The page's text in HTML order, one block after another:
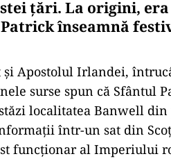
țări. La origini,
înseamnă
Apostolul Irlandei,
surse spun că Sfântul
localitatea Banwell
într-un sat din
funcţionar al Imperiului